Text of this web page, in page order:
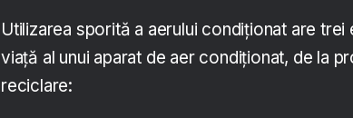
Utilizarea sporită a aerului condiționat are
viață al unui aparat de aer condiționat, de la
reciclare: